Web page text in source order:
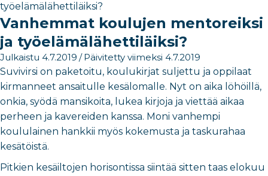
työelämälähettiläiksi?
Vanhemmat koulujen mentoreiksi
ja työelämälähettiläiksi?
Julkaistu 4.7.2019 / Päivitetty viimeksi 4.7.2019
Suvivirsi on paketoitu, koulukirjat suljettu ja oppilaat
kirmanneet ansaitulle kesälomalle. Nyt on aika löhöillä,
onkia, syödä mansikoita, lukea kirjoja ja viettää aikaa
perheen ja kavereiden kanssa. Moni vanhempi
koululainen hankkii myös kokemusta ja taskurahaa
kesätöistä.
Pitkien kesäiltojen horisontissa siintää sitten taas elokuu